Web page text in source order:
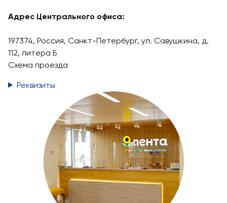
Адрес Центрального офиса:
197374, Россия, Санкт-Петербург, ул. Савушкина, д.
112, литера Б
Схема проезда
Реквизиты